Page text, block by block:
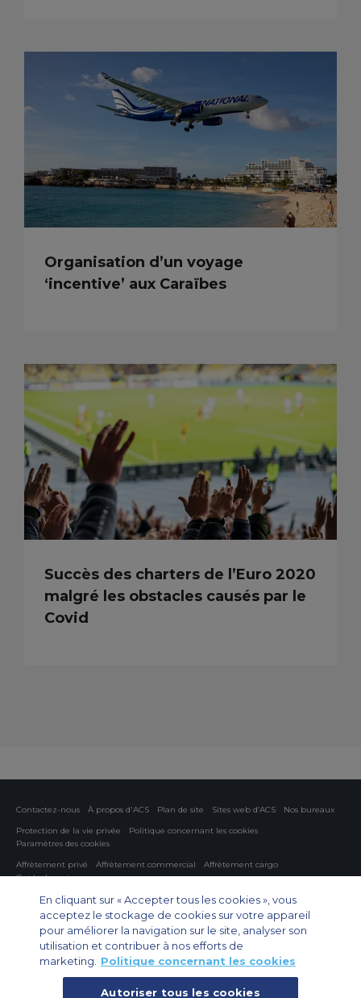
Organisation d’un voyage
‘incentive’ aux Caraïbes
Succès des charters de l’Euro 2020
malgré les obstacles causés par le
Covid
Contactez-nous À propos d'ACS Plan de site Sites web d’ACS
Nos bureaux
Protection de la vie privée
Politique concernant les cookies
Paramètres des cookies
Affrètement privé
Affrètement commercial
Affrètement cargo
Guide des avions
Private Charter App
En cliquant sur « Accepter tous les cookies », vous
acceptez le stockage de cookies sur votre appareil
pour améliorer la navigation sur le site, analyser son
utilisation et contribuer à nos efforts de
marketing.
Politique concernant les cookies
Autoriser tous les cookies